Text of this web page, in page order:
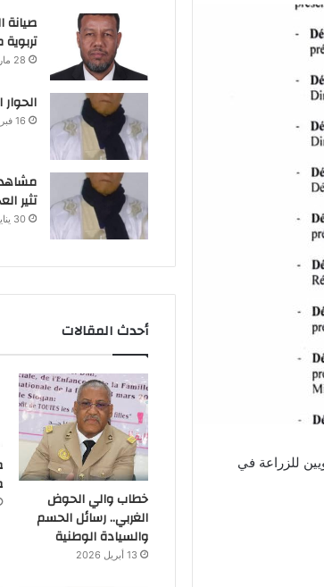
للزراعة في
صيانة
28 مارس 2026
16 فبراير 2026
تثير
30 يناير 2026
أحدث المقالات
خطاب والي الحوض
الغربي.. رسائل الحسم
والسيادة الوطنية
13 أبريل 2026